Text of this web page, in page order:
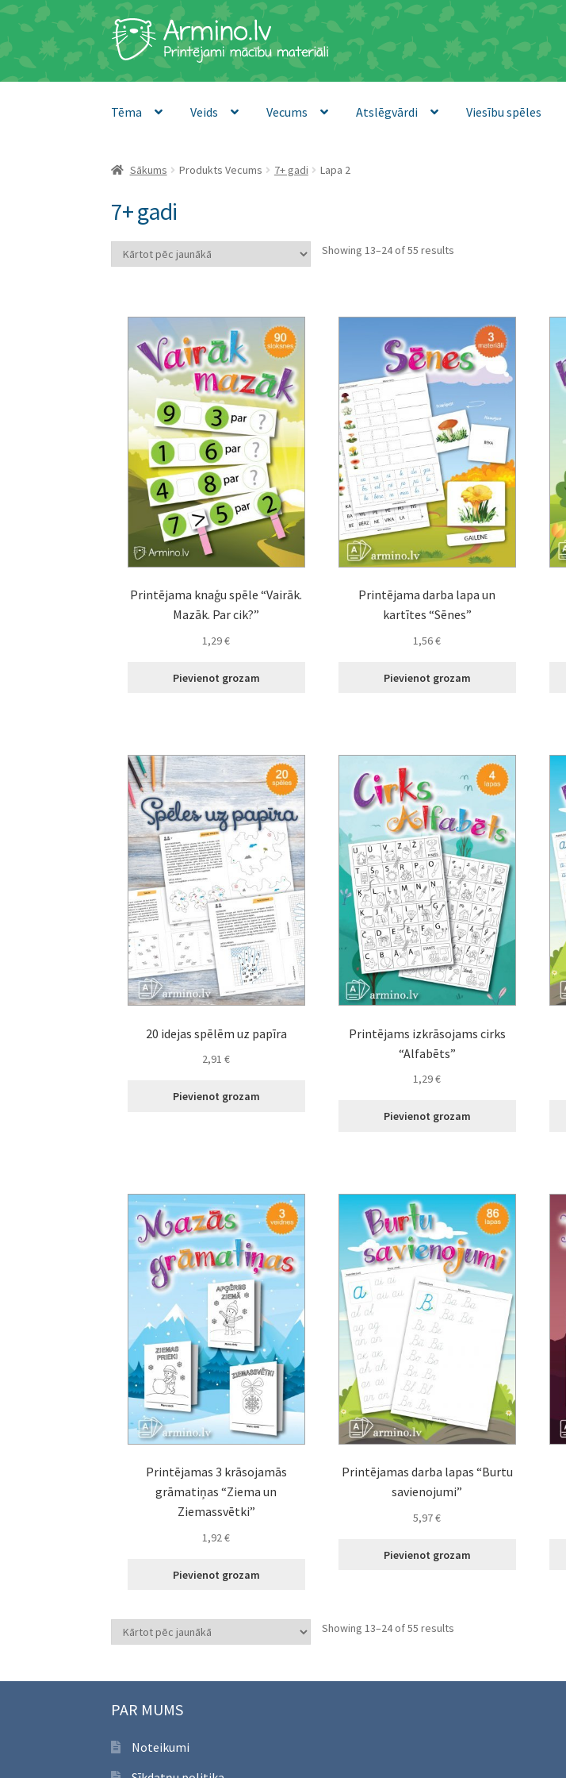
Skip
to
navigation
Skip
to
content
Tēma Veids Vecums Atslēgvārdi Viesību spēles
Sākums Produkts Vecums 7+ gadi Lapa 2
7+ gadi
Showing 13–24 of 55 results
Printējama knaģu spēle “Vairāk.
Mazāk. Par cik?”
1,29€
Pievienot grozam
Printējama darba lapa un
kartītes “Sēnes”
1,56€
Pievienot grozam
20 idejas spēlēm uz papīra
2,91€
Pievienot grozam
Printējams izkrāsojams cirks
“Alfabēts”
1,29€
Pievienot grozam
Printējamas 3 krāsojamās
grāmatiņas “Ziema un
Ziemassvētki”
1,92€
Pievienot grozam
Printējamas darba lapas “Burtu
savienojumi”
5,97€
Pievienot grozam
Showing 13–24 of 55 results
PAR MUMS
Noteikumi